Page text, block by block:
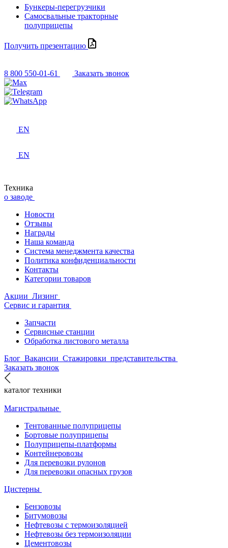
Бункеры-перегрузчики
Самосвальные тракторные
полуприцепы
Получить презентацию
8 800 550-01-61 Заказать звонок
EN
EN
Техника
о заводе
Новости
Отзывы
Награды
Наша команда
Система менеджмента качества
Политика конфиденциальности
Контакты
Категории товаров
Акции Лизинг
Сервис и гарантия
Запчасти
Сервисные станции
Обработка листового металла
Блог Вакансии Стажировки представительства
Заказать звонок
каталог техники
Магистральные
Тентованные полуприцепы
Бортовые полуприцепы
Полуприцепы-платформы
Контейнеровозы
Для перевозки рулонов
Для перевозки опасных грузов
Цистерны
Бензовозы
Битумовозы
Нефтевозы с термоизоляцией
Нефтевозы без термоизоляции
Цементовозы